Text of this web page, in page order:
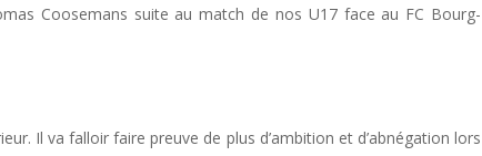
Coosemans suite au match de nos U17 face au FC Bourg-
Il va falloir faire preuve de plus d’ambition et d’abnégation lors